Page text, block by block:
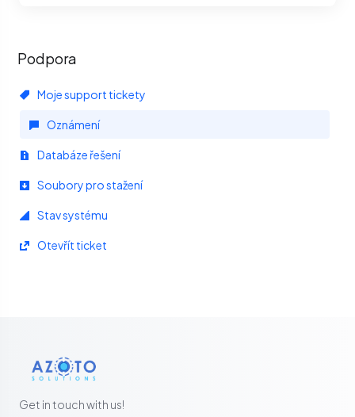
Podpora
Moje support tickety
Oznámení
Databáze řešení
Soubory pro stažení
Stav systému
Otevřít ticket
Get in touch with us!